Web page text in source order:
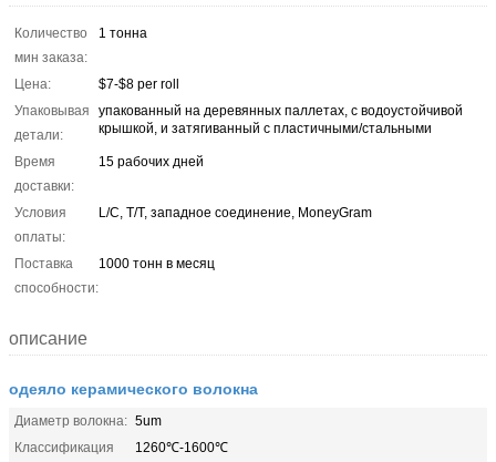
Количество
мин заказа:
1 тонна
Цена:
$7-$8 per roll
Упаковывая
детали:
упакованный на деревянных паллетах, с водоустойчивой
крышкой, и затягиванный с пластичными/стальными
Время
доставки:
15 рабочих дней
Условия
оплаты:
L/C, T/T, западное соединение, MoneyGram
Поставка
способности:
1000 тонн в месяц
описание
одеяло керамического волокна
Диаметр волокна: 5um
Классификация
1260℃-1600℃